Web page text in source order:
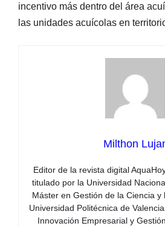
incentivo más dentro del área
las unidades acuícolas en
Milthon
Editor de la revista digital
titulado por la Universidad
Máster en Gestión de la Ciencia y
Universidad Politécnica de
Innovación Empresarial y